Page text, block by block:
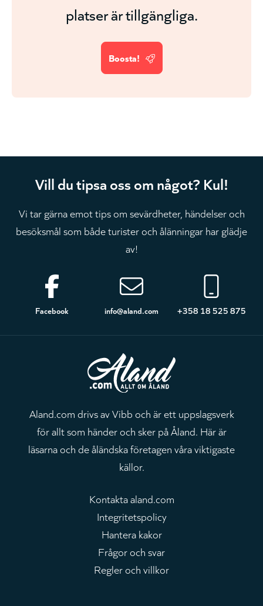
platser är tillgängliga.
Boosta!
Vill du tipsa oss om något? Kul!
Vi tar gärna emot tips om sevärdheter, händelser och
besöksmål som både turister och ålänningar har glädje
av!
Sidfot
Facebook info@aland.com +358 18 525 875
Aland.com drivs av Vibb och är ett uppslagsverk
för allt som händer och sker på Åland. Här är
läsarna och de åländska företagen våra viktigaste
källor.
Kontakta aland.com
Integritetspolicy
Hantera kakor
Frågor och svar
Regler och villkor